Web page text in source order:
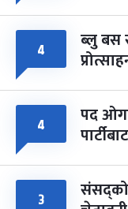
४ ब्लु बस
४ पद
३ संसद्को